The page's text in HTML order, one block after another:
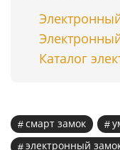
Каталог
смарт замок
электронный